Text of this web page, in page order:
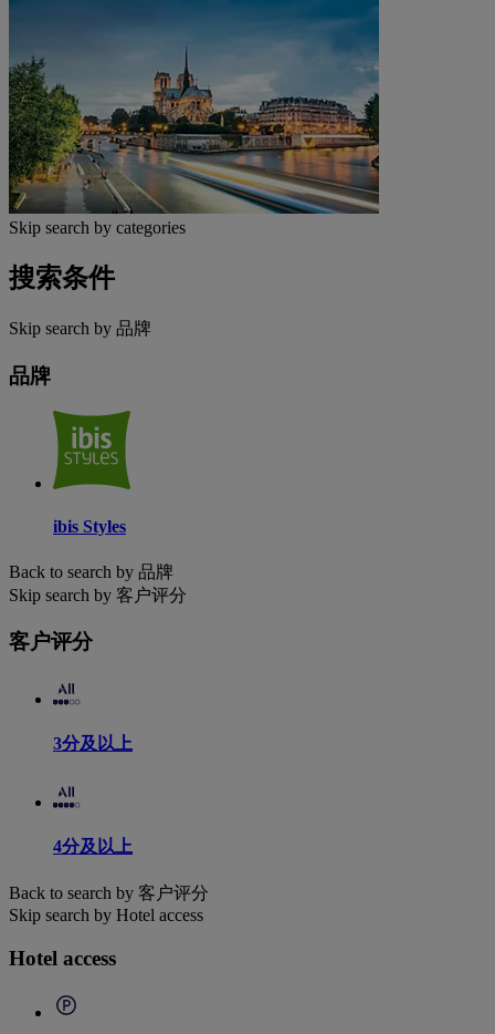
Skip search by categories
搜索条件
Skip search by 品牌
品牌
ibis Styles
Back to search by 品牌
Skip search by 客户评分
客户评分
3分及以上
4分及以上
Back to search by 客户评分
Skip search by Hotel access
Hotel access